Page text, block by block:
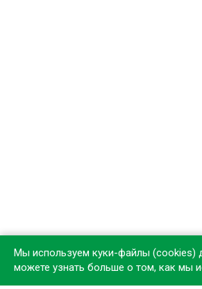
Мы используем куки-файлы (cookies)
можете узнать больше о том, как мы